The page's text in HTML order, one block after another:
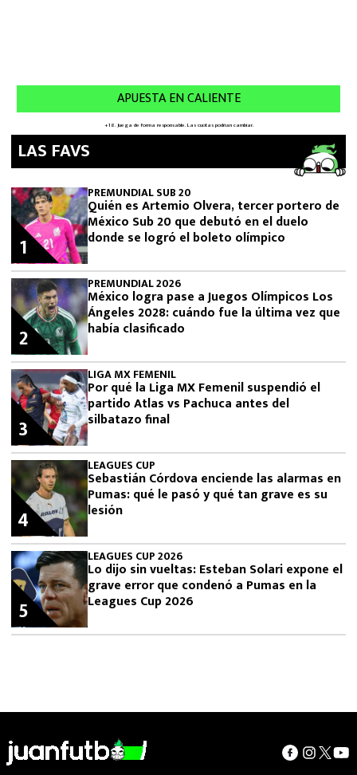
LAS FAVS
PREMUNDIAL SUB 20
Quién es Artemio Olvera, tercer portero de
México Sub 20 que debutó en el duelo
donde se logró el boleto olímpico
1
PREMUNDIAL 2026
México logra pase a Juegos Olímpicos Los
Ángeles 2028: cuándo fue la última vez que
había clasificado
2
LIGA MX FEMENIL
Por qué la Liga MX Femenil suspendió el
partido Atlas vs Pachuca antes del
silbatazo final
3
LEAGUES CUP
Sebastián Córdova enciende las alarmas en
Pumas: qué le pasó y qué tan grave es su
lesión
4
LEAGUES CUP 2026
Lo dijo sin vueltas: Esteban Solari expone el
grave error que condenó a Pumas en la
Leagues Cup 2026
5